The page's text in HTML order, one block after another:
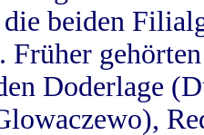
beiden
Früher
Doderlage